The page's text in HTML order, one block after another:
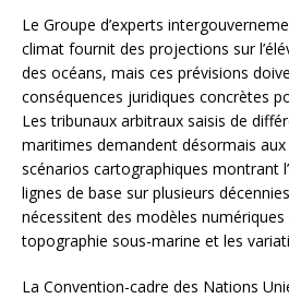
Le Groupe d’experts
climat fournit des projections sur
des océans, mais ces prévisions
conséquences juridiques concrètes
Les tribunaux arbitraux saisis de
maritimes demandent désormais
scénarios cartographiques montrant
lignes de base sur plusieurs
nécessitent des modèles
topographie sous-marine et les
La Convention-cadre des Nations